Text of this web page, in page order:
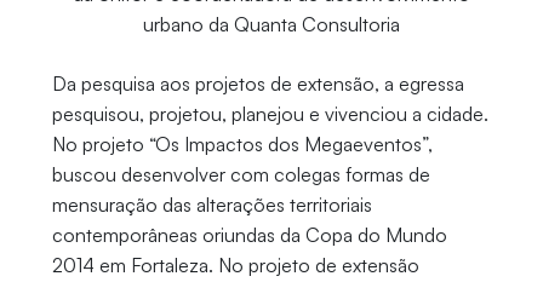
urbano da Quanta Consultoria
Da pesquisa aos projetos de extensão, a egressa
pesquisou, projetou, planejou e vivenciou a cidade.
No projeto “Os Impactos dos Megaeventos”,
buscou desenvolver com colegas formas de
mensuração das alterações territoriais
contemporâneas oriundas da Copa do Mundo
2014 em Fortaleza. No projeto de extensão